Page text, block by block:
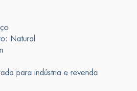
Natural
para indústria e revenda